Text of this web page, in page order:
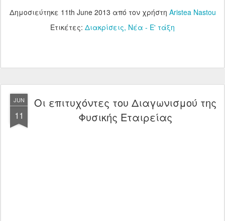
Δημοσιεύτηκε 11th June 2013 από τον χρήστη Aristea Nastou
Ετικέτες: Διακρίσεις Νέα - Ε' τάξη
JUN
11
Οι επιτυχόντες του Διαγωνισμού της
Φυσικής Εταιρείας